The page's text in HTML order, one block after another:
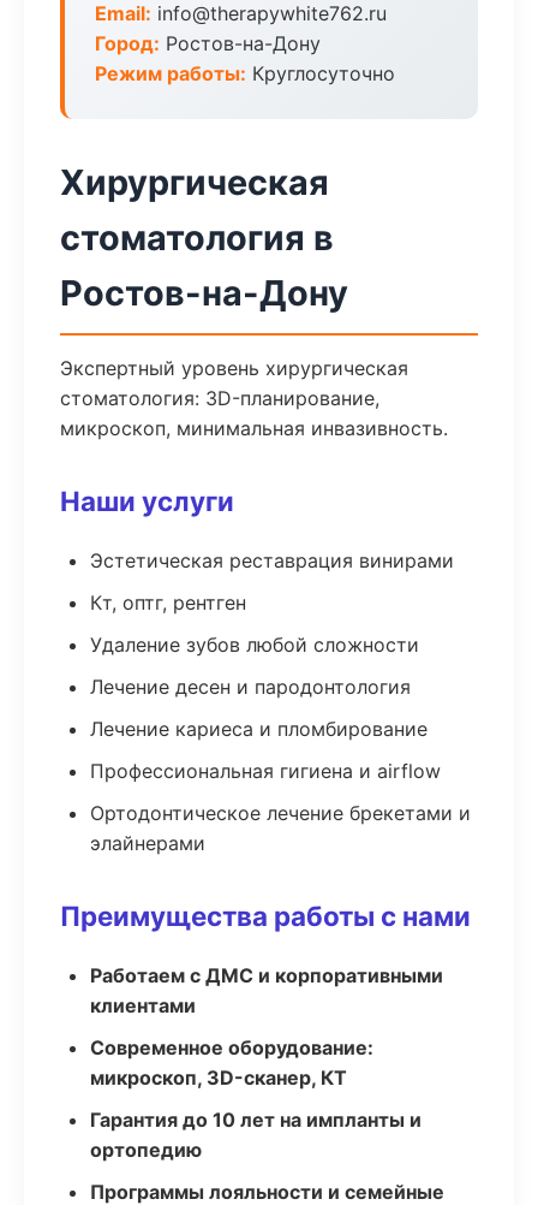
Email: info@therapywhite762.ru
Город: Ростов-на-Дону
Режим работы: Круглосуточно
Хирургическая
стоматология в
Ростов-на-Дону
Экспертный уровень хирургическая
стоматология: 3D-планирование,
микроскоп, минимальная инвазивность.
Наши услуги
Эстетическая реставрация винирами
Кт, оптг, рентген
Удаление зубов любой сложности
Лечение десен и пародонтология
Лечение кариеса и пломбирование
Профессиональная гигиена и airflow
Ортодонтическое лечение брекетами и
элайнерами
Преимущества работы с нами
Работаем с ДМС и корпоративными
клиентами
Современное оборудование:
микроскоп, 3D-сканер, КТ
Гарантия до 10 лет на импланты и
ортопедию
Программы лояльности и семейные